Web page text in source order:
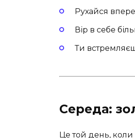
Рухайся
Вір в себе
Ти
Середа:
Це той день, коли